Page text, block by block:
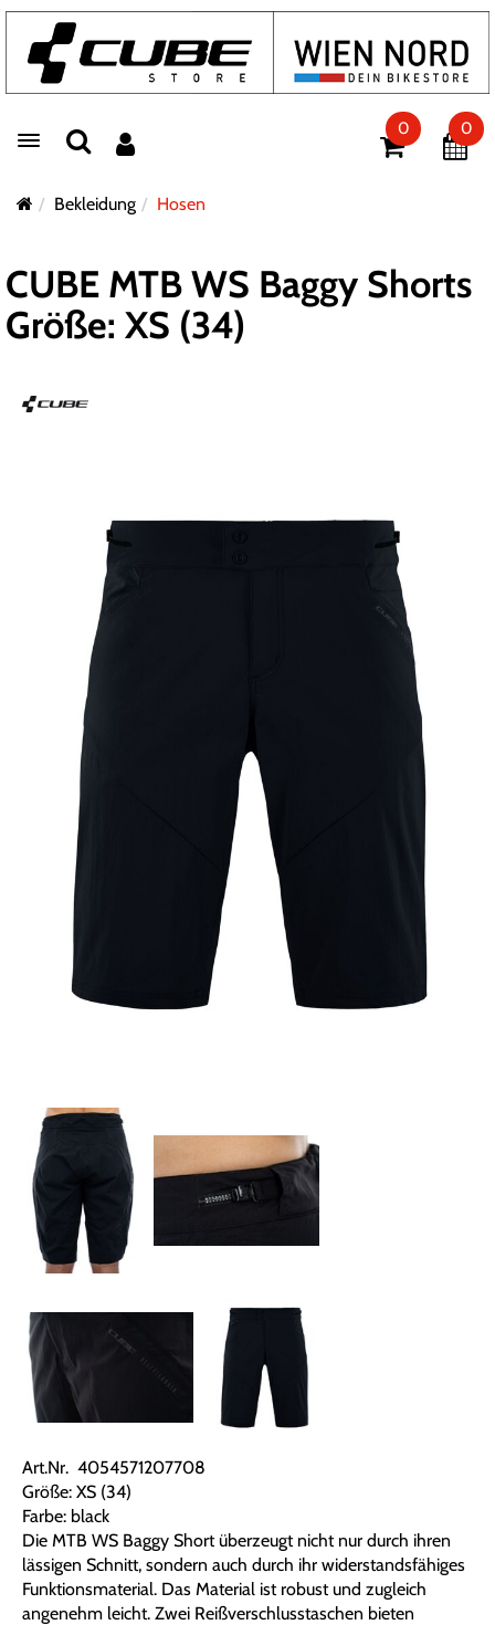
Toggle navigation
0 0
Bekleidung Hosen
CUBE MTB WS Baggy Shorts
Größe: XS (34)
Art.Nr. 4054571207708
Größe: XS (34)
Farbe: black
Die MTB WS Baggy Short überzeugt nicht nur durch ihren
lässigen Schnitt, sondern auch durch ihr widerstandsfähiges
Funktionsmaterial. Das Material ist robust und zugleich
angenehm leicht. Zwei Reißverschlusstaschen bieten